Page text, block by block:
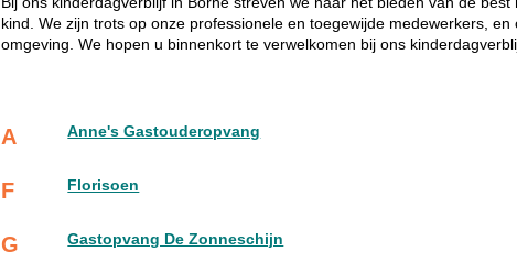
kind. We zijn trots op onze professionele en toegewijde medewerkers,
omgeving. We hopen u binnenkort te verwelkomen bij ons
A Anne's Gastouderopvang
F Florisoen
G Gastopvang De Zonneschijn